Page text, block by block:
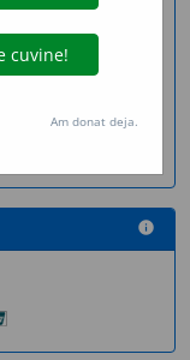
info
Am donat deja.